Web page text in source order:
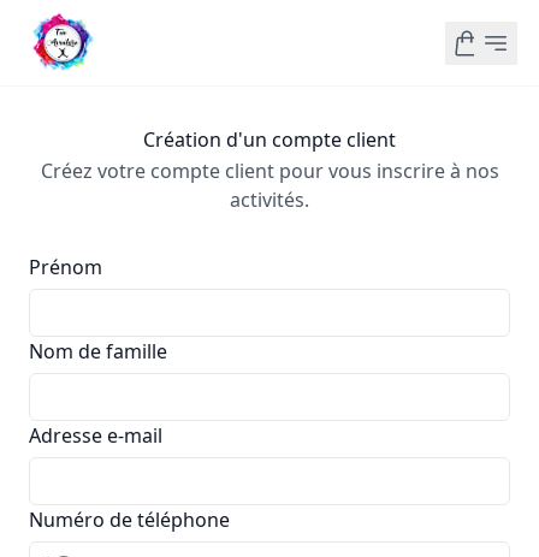
Création d'un compte client
Créez votre compte client pour vous inscrire à nos
activités.
Prénom
Nom de famille
Adresse e-mail
Numéro de téléphone